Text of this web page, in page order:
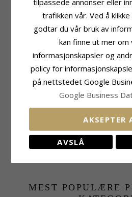
Bredde Topp: 5,9 mm
Tykkelse Topp: 3,1 mm
1,3 mm
Str.
KUNDER
CHANTIbox
MEST POPULÆRE
tilpassede annonser eller
trafikken vår. Ved å
godtar du vår bruk av
kan finne ut mer om
informasjonskapsler og
policy for
på nettstedet Google
Google Business
AKSEPTER
AVSLÅ